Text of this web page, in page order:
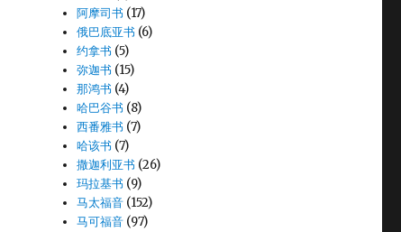
阿摩司书 (17)
俄巴底亚书 (6)
约拿书 (5)
弥迦书 (15)
那鸿书 (4)
哈巴谷书 (8)
西番雅书 (7)
哈该书 (7)
撒迦利亚书 (26)
玛拉基书 (9)
马太福音 (152)
马可福音 (97)